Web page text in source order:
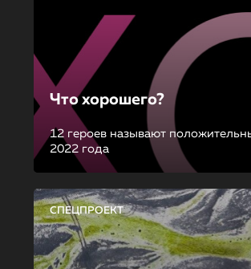
Что хорошего?
12 героев называют
2022 года
СПЕЦПРОЕКТ